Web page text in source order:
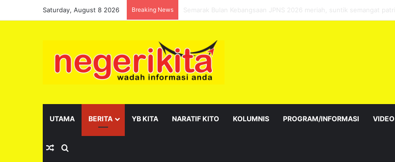
Saturday, August 8 2026 Breaking News Pelantikan sebagai Exco satu amanah besar – Siow Kong Choon
UTAMA BERITA YB KITA NARATIF KITO KOLUMNIS PROGRAM/INFORMASI VIDEO
Random Article